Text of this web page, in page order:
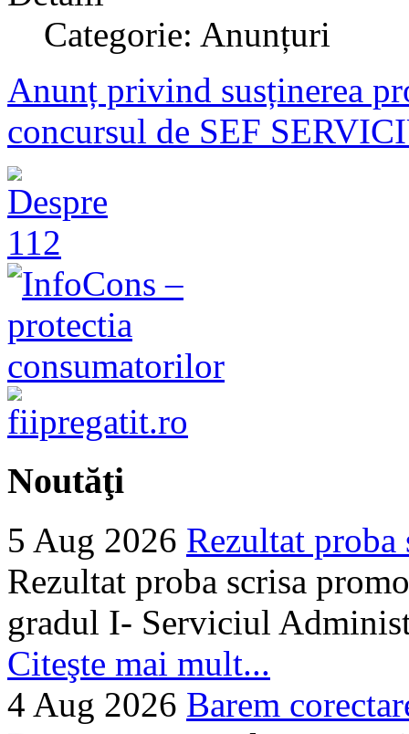
Categorie: Anunțuri
Anunț privind susținerea
concursul de SEF
Noutăţi
5 Aug 2026 Rezultat proba
Rezultat proba scrisa
gradul I- Serviciul
Citeşte mai mult...
4 Aug 2026 Barem